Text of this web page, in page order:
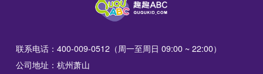
联系电话：400-009-0512（周一至周日 09:00 ~ 22:00）
公司地址：杭州萧山